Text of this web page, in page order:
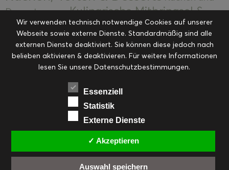
Desserts
Kulinarische Mitbringsel &
Eingemachtes Ohne Kategorie Ostern Resteküche
RezepteSaisonalSliderStartseite
Suppen, Salate & Vorspeisen Vorspeisen &
Vorspeisen, Salate & Suppen
Weihnachten Workshops & Events
PINTEREST
Wir verwenden technisch notwendige Cookies auf unserer
Webseite sowie externe Dienste. Standardmäßig sind alle
externen Dienste deaktiviert. Sie können diese jedoch nach
belieben aktivieren & deaktivieren. Für weitere Informationen
lesen Sie unsere Datenschutzbestimmungen.
Essenziell
Statistik
Externe Dienste
✓ Akzeptieren
Auswahl speichern